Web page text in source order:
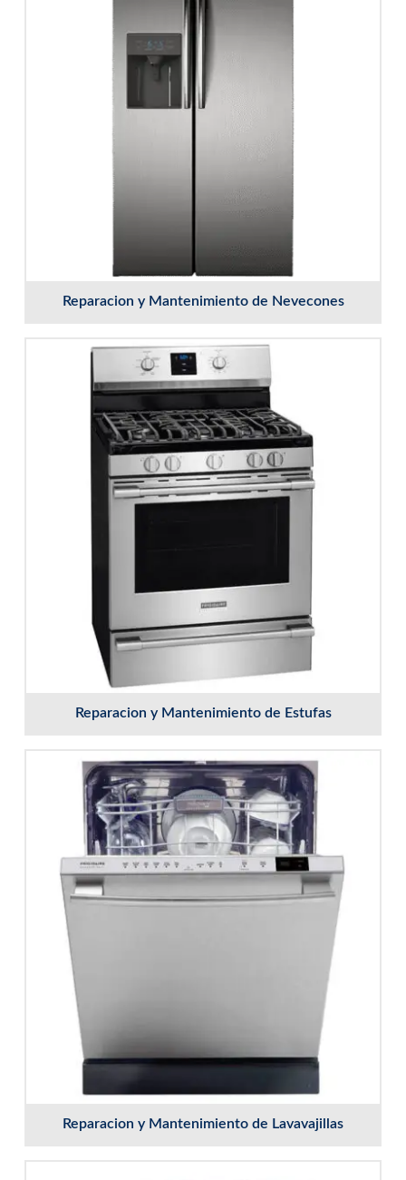
Reparacion y Mantenimiento de Nevecones
Reparacion y Mantenimiento de Estufas
Reparacion y Mantenimiento de Lavavajillas